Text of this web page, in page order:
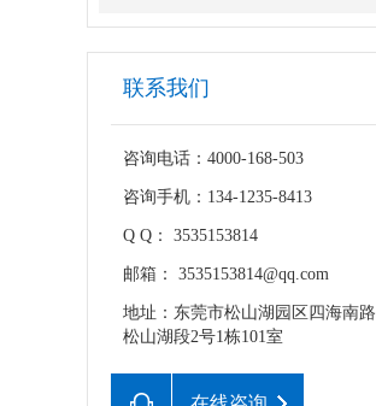
联系我们
咨询电话：4000-168-503
咨询手机：134-1235-8413
Q Q： 3535153814
邮箱： 3535153814@qq.com
地址：东莞市松山湖园区四海南路
松山湖段2号1栋101室